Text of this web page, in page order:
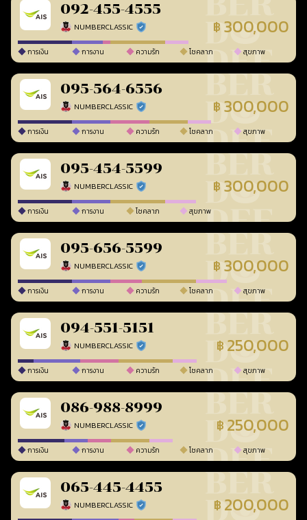
092-455-4555
NUMBERCLASSIC ร้านยืนยันแล้ว ฿ 300,000
การเงิน การงาน ความรัก โชคลาภ สุขภาพ
095-564-6556
NUMBERCLASSIC ร้านยืนยันแล้ว ฿ 300,000
การเงิน การงาน ความรัก โชคลาภ สุขภาพ
095-454-5599
NUMBERCLASSIC ร้านยืนยันแล้ว ฿ 300,000
การเงิน การงาน โชคลาภ สุขภาพ
095-656-5599
NUMBERCLASSIC ร้านยืนยันแล้ว ฿ 300,000
การเงิน การงาน ความรัก โชคลาภ สุขภาพ
094-551-5151
NUMBERCLASSIC ร้านยืนยันแล้ว ฿ 250,000
การเงิน การงาน ความรัก โชคลาภ สุขภาพ
086-988-8999
NUMBERCLASSIC ร้านยืนยันแล้ว ฿ 250,000
การเงิน การงาน ความรัก โชคลาภ สุขภาพ
065-445-4455
NUMBERCLASSIC ร้านยืนยันแล้ว ฿ 200,000